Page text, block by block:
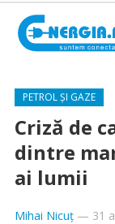
PETROL ȘI GAZE
Criză de
dintre
ai lumii
Mihai Nicuț— 31